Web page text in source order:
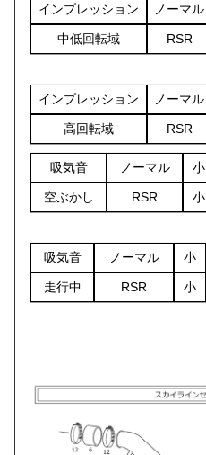
インプレッション ノーマル
中低回転域 RSR
インプレッション ノーマル
高回転域 RSR
吸気音 ノーマル 小
空ぶかし RSR 小
吸気音 ノーマル 小
走行中 RSR 小